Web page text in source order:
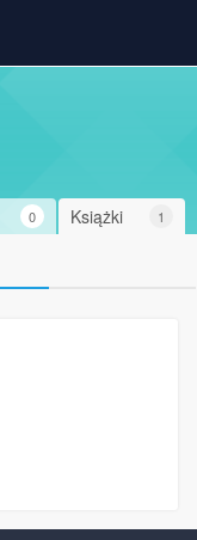
Książki 1
0